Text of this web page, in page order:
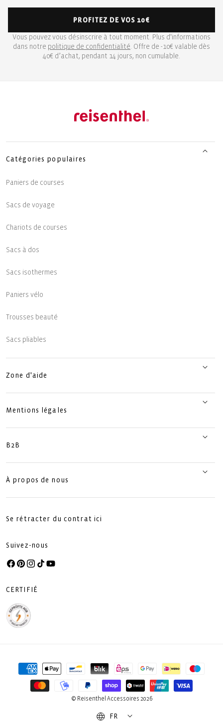
PROFITEZ DE VOS 10€
Vous pouvez vous désinscrire à tout moment. Plus d'informations
dans notre politique de confidentialité. Offre de -10€ valable dès
40€ d’achat, pendant 14 jours, non cumulable.
Catégories populaires
Paniers de courses
Sacs de voyage
Chariots de courses
Sacs à dos
Sacs isothermes
Paniers vélo
Trousses beauté
Sacs pliables
Zone d'aide
Mentions légales
B2B
À propos de nous
Se rétracter du contrat ici
Suivez-nous
Facebook
Pinterest
Instagram
TikTokYouTube
CERTIFIÉ
Moyens
paiement
© Reisenthel Accessoires 2026
FR